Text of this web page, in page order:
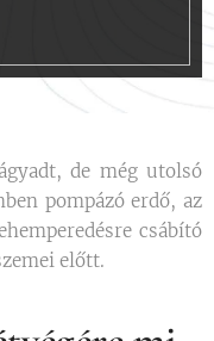
de még utolsó
pompázó erdő, az
csábító
előtt.